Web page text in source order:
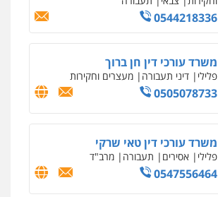
0544218336
משרד עורכי דין חן ברוך
פלילי דיני תעבורה מעצרים וחקירות
0505078733
משרד עורכי דין טאי שרקי
פלילי אסירים תעבורה מרב"ד
0547556464